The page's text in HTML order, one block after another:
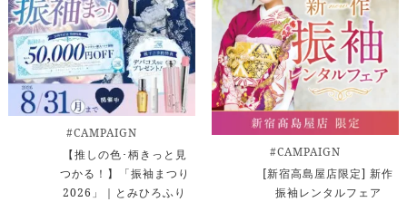
#CAMPAIGN
【推しの色･柄きっと見
つかる！】「振袖まつり
2026」｜とみひろふり
#CAMPAIGN
[新宿高島屋店限定] 新作
振袖レンタルフェア